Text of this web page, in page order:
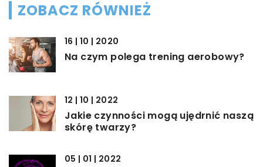
ZOBACZ RÓWNIEŻ
16 | 10 | 2020
Na czym polega trening aerobowy?
12 | 10 | 2022
Jakie czynności mogą ujędrnić naszą
skórę twarzy?
05 | 01 | 2022